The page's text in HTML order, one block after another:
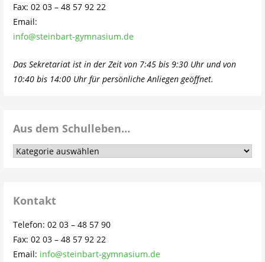
Fax: 02 03 – 48 57 92 22
Email:
info@steinbart-gymnasium.de
Das Sekretariat ist in der Zeit von 7:45 bis 9:30 Uhr und von
10:40 bis 14:00 Uhr für persönliche Anliegen geöffnet.
Aus dem Schulleben…
Aus
Kontakt
Telefon: 02 03 – 48 57 90
Fax: 02 03 – 48 57 92 22
Email: info@steinbart-gymnasium.de